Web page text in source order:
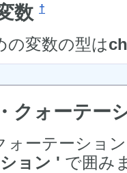
数 †
の変数の型は
クォーテー
ォーテーショ
ョン ' で囲み